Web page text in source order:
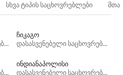
სხვა ტიპის საცხოვრებლები
დასასვენებელი საცხოვრებლები
ჩიკაგო
დასასვენებელი საცხოვრებლები
დასასვენებელი საცხოვრებლები
ინდიანაპოლისი
დასასვენებელი საცხოვრებლები